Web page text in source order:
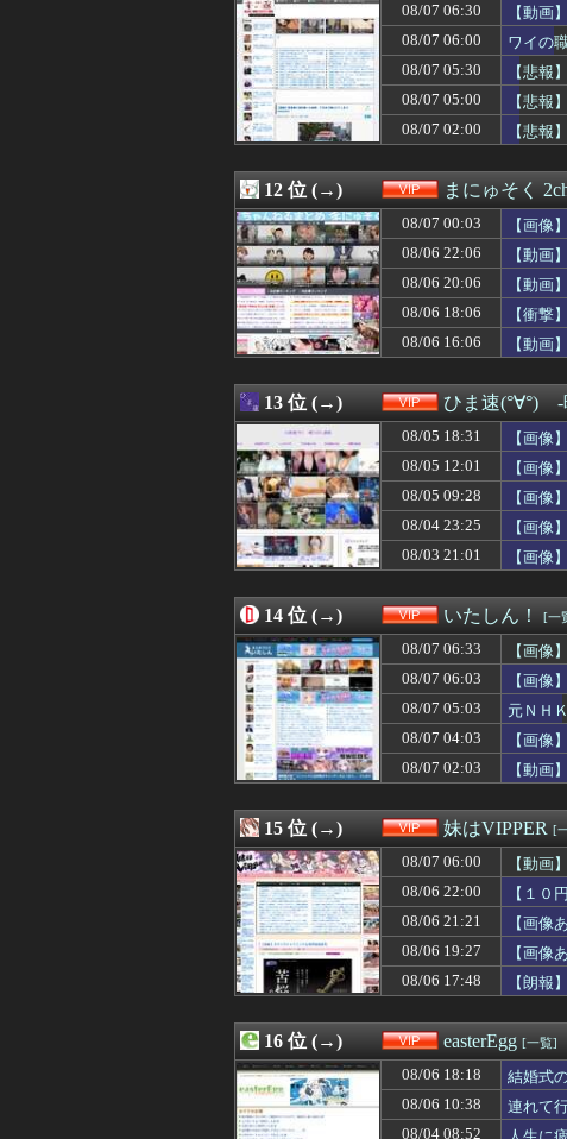
08/07 01:00
【画像】このボケて
08/07 01:00
いい歳して独身の男
08/07 00:57
【有能】政府「トラ
08/07 00:50
【画像】片山さつき
08/07 00:40
【画像】巨乳娘「巨
08/07 00:39
【画像】坂道女子の
08/07 00:38
【ｼｺ画像】女さん「
08/07 00:35
【衝撃】メイウェザ
08/07 00:34
【動画】浴衣ギャル
08/07 00:33
【画像】佳子さまが
08/07 00:30
【画像】田舎特有の
08/07 00:30
日産e-power、無給油
08/07 00:25
【愕然】大学生ワイ
08/07 00:18
【衝撃】手術中に熊
08/07 00:15
【画像】どえらい乳
08/07 00:15
【画像】東大生の美
08/07 00:09
【画像】髪型が完全
08/07 00:09
半年で115キロから
08/07 00:05
【警告】ADHDグレ
08/07 00:03
【朗報】上戸彩さん
08/07 00:03
【悲報】ドイツ人、
08/07 00:03
【画像】お前らこの
08/07 00:01
【画像】完全オフの
08/07 00:00
【朗報】ファイアー
08/07 00:00
【幽霊否定派、完全
08/07 00:00
【画像】マジで復活
08/07 00:00
『ジャンポケ斉藤、
08/06 23:55
【激怒】5年前の
08/06 23:50
【画像】小倉ゆうか
08/06 23:50
【悲報】桐谷さん「
08/06 23:49
【高校野球】佐野日
08/06 23:49
【悲報】聖隷クリス
08/06 23:47
【悲報】バカ「アジ
08/06 23:45
【悲報】桐谷さん「
08/06 23:42
【悲報】独身税って
08/06 23:40
【画像】爆乳女さん
08/07 06:30
【動画
08/07 06:00
ワイの
08/07 05:30
【悲報
08/07 05:00
【悲報
08/07 02:00
【悲報
12 位 (→) まにゅそく
08/07 00:03
【画像
08/06 22:06
【動画
08/06 20:06
【動画
08/06 18:06
【衝撃
08/06 16:06
【動画
13 位 (→) ひま速(°∀°) -
08/05 18:31
【画像
08/05 12:01
【画像
08/05 09:28
【画像
08/04 23:25
【画像
08/03 21:01
【画像
14 位 (→) いたしん！ [一
08/07 06:33
【画像
08/07 06:03
【画像
08/07 05:03
元ＮＨ
08/07 04:03
【画像
08/07 02:03
【動画
15 位 (→) 妹はVIPPER [
08/07 06:00
【動画
08/06 22:00
【１０
08/06 21:21
【画像
08/06 19:27
【画像
08/06 17:48
【朗報
16 位 (→) easterEgg [一覧]
08/06 18:18
結婚式
08/06 10:38
連れて
08/04 08:52